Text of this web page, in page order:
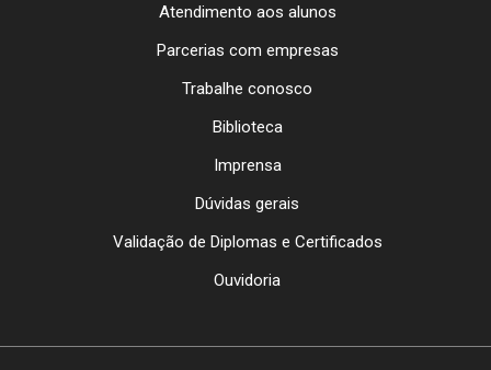
Atendimento aos alunos
Parcerias com empresas
Trabalhe conosco
Biblioteca
Imprensa
Dúvidas gerais
Validação de Diplomas e Certificados
Ouvidoria